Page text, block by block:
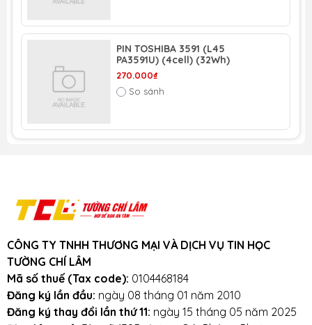
PIN TOSHIBA 3591 (L45
PA3591U) (4cell) (32Wh)
270.000₫
So sánh
CÔNG TY TNHH THƯƠNG MẠI VÀ DỊCH VỤ TIN HỌC
TƯỜNG CHÍ LÂM
Mã số thuế (Tax code): 0104468184
Đăng ký lần đầu: ngày 08 tháng 01 năm 2010
Đăng ký thay đổi lần thứ 11: ngày 15 tháng 05 năm 2025